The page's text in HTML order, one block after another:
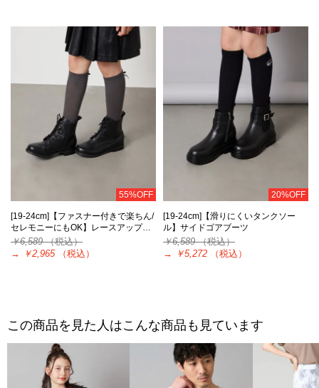
55%OFF
[19-24cm]【ファスナー付きで楽ちん/
セレモニーにもOK】レースアップ…
￥6,589（税込）
→
￥2,965 （税込）
20%OFF
[19-24cm]【滑りにくいタンクソー
ル】サイドゴアブーツ
￥6,589（税込）
→
￥5,272 （税込）
この商品を見た人はこんな商品も見ています